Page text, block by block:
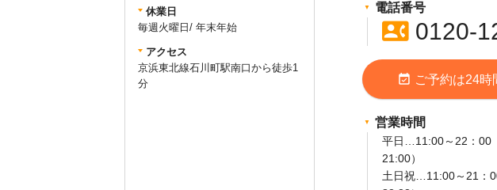
電話番号
contact_phone0120-
event_available ご予約は24時
営業時間
平日…11:00～22：00
21:00）
土日祝…11:00～21：
query_builder2025年11月13日
休業日
毎週火曜日/ 年末年始
アクセス
京浜東北線石川町駅南口から徒歩1
分